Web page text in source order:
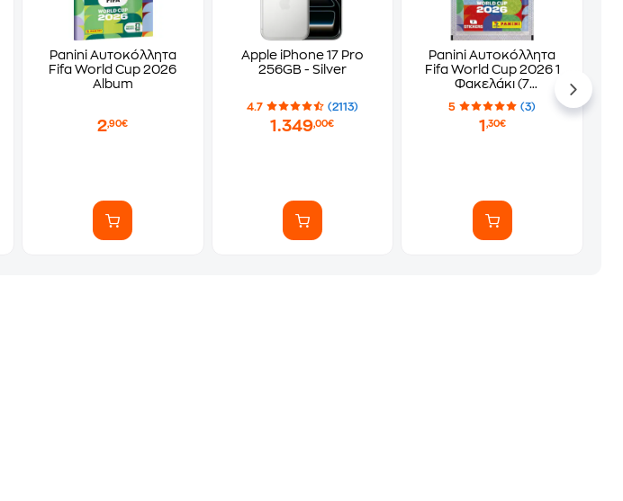
Panini Αυτοκόλλητα
Fifa World Cup 2026
Album
2,90€
Apple iPhone 17 Pro
256GB - Silver
4.7 (2113)
1.349,00€
Panini Αυτοκόλλητα
Fifa World Cup 2026 1
Φακελάκι (7
Αυτοκόλλητα)
5 (3)
1 ,30€